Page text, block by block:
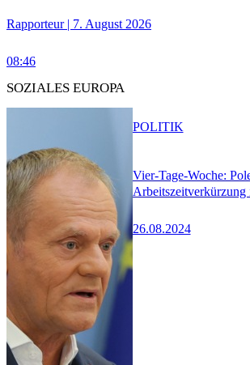
Rapporteur | 7. August 2026
08:46
SOZIALES EUROPA
Vier-Tage-Woche:
Arbeitszeitverkürzung
26.08.2024
POLITIK